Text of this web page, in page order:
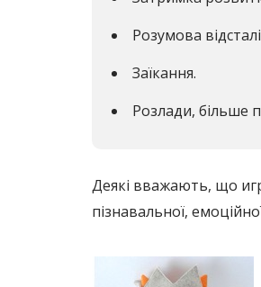
Розумова
Заїкання.
Розлади, більше
Деякі вважають, що
пізнавальної,